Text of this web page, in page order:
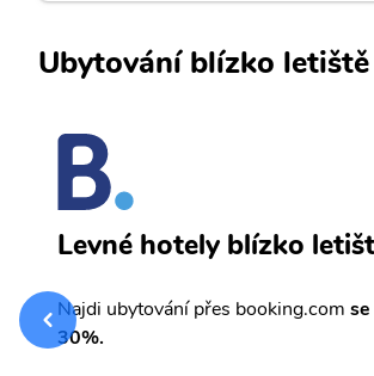
Ubytování blízko letiště
Levné hotely blízko
Najdi ubytování přes booking.com
30%.